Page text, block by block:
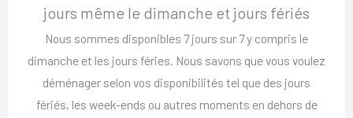
jours même le dimanche et jours fériés
Nous sommes disponibles 7 jours sur 7 y compris le
dimanche et les jours féries. Nous savons que vous voulez
déménager selon vos disponibilités tel que des jours
fériés, les week-ends ou autres moments en dehors de